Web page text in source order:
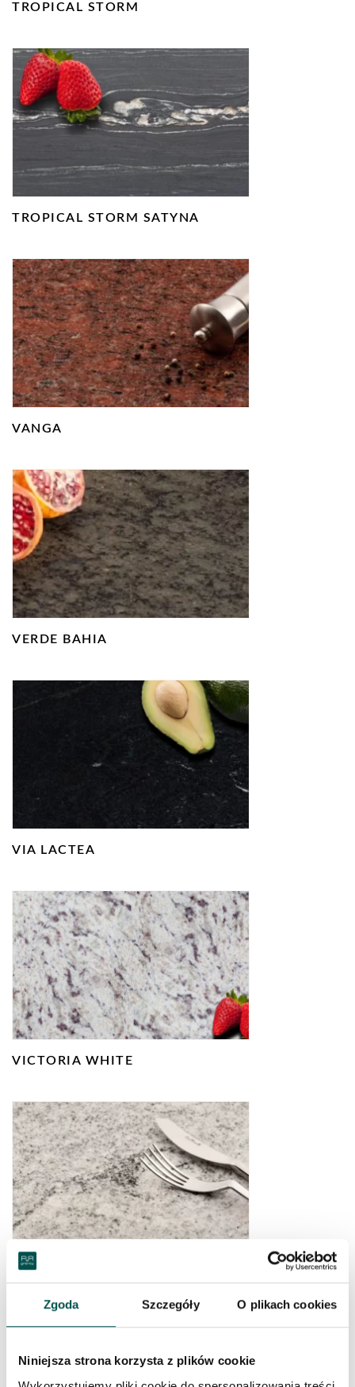
Zgoda Szczegóły O plikach cookies
Niniejsza strona korzysta z plików cookie
TROPICAL STORM
TROPICAL STORM SATYNA
VANGA
VERDE BAHIA
VIA LACTEA
VICTORIA WHITE
VISCOUNT WHITE